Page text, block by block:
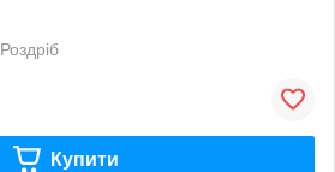
Роздріб
Купити